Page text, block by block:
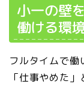
小一の壁
働ける環
フルタイムで働
「仕事やめた」